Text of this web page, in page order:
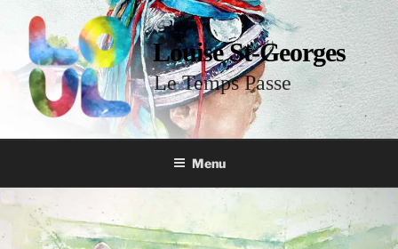
Louise St-Georges
Le Temps Passe
Menu